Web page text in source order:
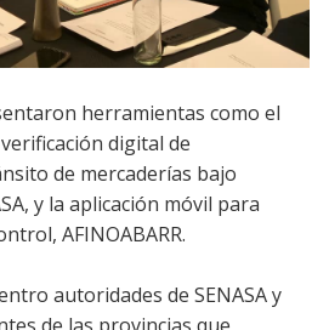
herramientas como el
digital de
de mercaderías bajo
y la aplicación móvil para
AFINOABARR.
autoridades de SENASA y